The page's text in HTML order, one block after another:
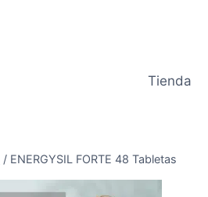
Tienda
/ ENERGYSIL FORTE 48 Tabletas